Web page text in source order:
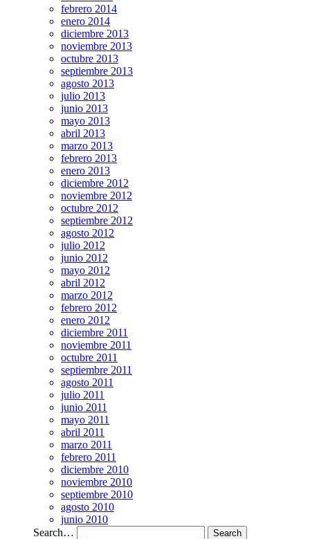
febrero 2014
enero 2014
diciembre 2013
noviembre 2013
octubre 2013
septiembre 2013
agosto 2013
julio 2013
junio 2013
mayo 2013
abril 2013
marzo 2013
febrero 2013
enero 2013
diciembre 2012
noviembre 2012
octubre 2012
septiembre 2012
agosto 2012
julio 2012
junio 2012
mayo 2012
abril 2012
marzo 2012
febrero 2012
enero 2012
diciembre 2011
noviembre 2011
octubre 2011
septiembre 2011
agosto 2011
julio 2011
junio 2011
mayo 2011
abril 2011
marzo 2011
febrero 2011
diciembre 2010
noviembre 2010
septiembre 2010
agosto 2010
junio 2010
Search…